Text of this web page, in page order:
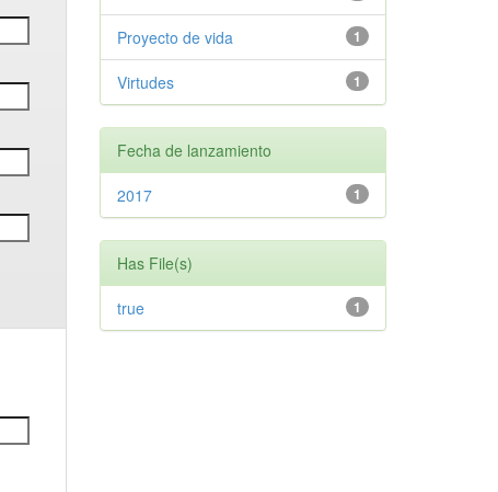
1
Proyecto de vida
1
Virtudes
Fecha de lanzamiento
1
2017
Has File(s)
1
true